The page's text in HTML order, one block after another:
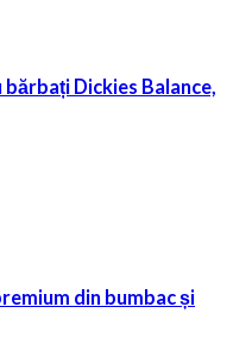
Dickies Balance,
din bumbac și